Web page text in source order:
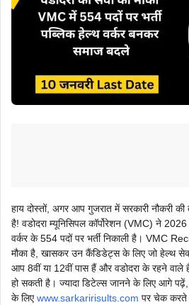
हाय दोस्तों, अगर आप गुजरात में सरकारी नौकरी
है! वडोदरा म्यूनिसिपल कॉर्पोरेशन (VMC) ने
वर्कर के 554 पदों पर भर्ती निकाली है। VMC
मौका है, खासकर उन कैंडिडेट्स के लिए जो हेल्थ
आप 8वीं या 12वीं पास हैं और वडोदरा के रहने
हो सकती है। ज्यादा डिटेल्स जानने के लिए आगे
के लिएwww.sarkaririsults.com पर चेक करते